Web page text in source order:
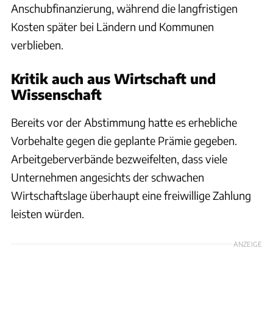
Anschubfinanzierung, während die langfristigen
Kosten später bei Ländern und Kommunen
verblieben.
Kritik auch aus Wirtschaft und
Wissenschaft
Bereits vor der Abstimmung hatte es erhebliche
Vorbehalte gegen die geplante Prämie gegeben.
Arbeitgeberverbände bezweifelten, dass viele
Unternehmen angesichts der schwachen
Wirtschaftslage überhaupt eine freiwillige Zahlung
leisten würden.
ANZEIGE